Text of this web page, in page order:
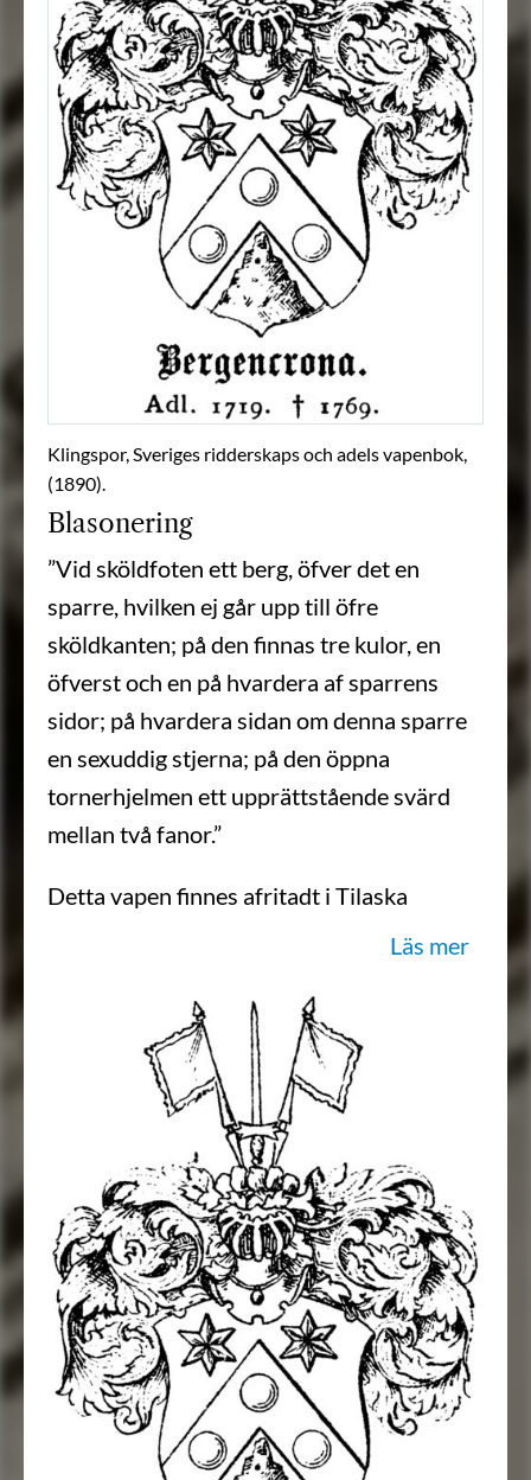
Klingspor, Sveriges ridderskaps och adels vapenbok,
(1890).
Blasonering
”Vid sköldfoten ett berg, öfver det en
sparre, hvilken ej går upp till öfre
sköldkanten; på den finnas tre kulor, en
öfverst och en på hvardera af sparrens
sidor; på hvardera sidan om denna sparre
en sexuddig stjerna; på den öppna
tornerhjelmen ett upprättstående svärd
mellan två fanor.”
Detta vapen finnes afritadt i Tilaska
samlingen men utan angifna heraldiska
Källa: Schlegel och Klingspor, 1875.
Transkription: Göran Mörner, 2021-02-
Läs mer